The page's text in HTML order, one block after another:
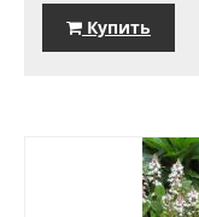
Купить